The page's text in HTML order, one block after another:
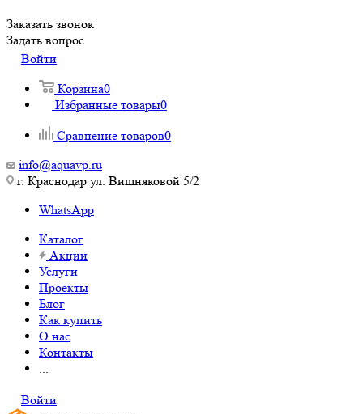
Заказать звонок
Задать вопрос
Войти
Корзина0
Избранные товары0
Сравнение товаров0
info@aquavp.ru
г. Краснодар ул. Вишняковой 5/2
WhatsApp
Каталог
Акции
Услуги
Проекты
Блог
Как купить
О нас
Контакты
...
Войти